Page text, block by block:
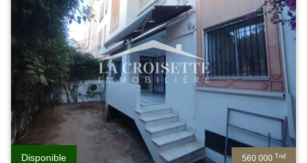
560 000 Tnd
Disponible